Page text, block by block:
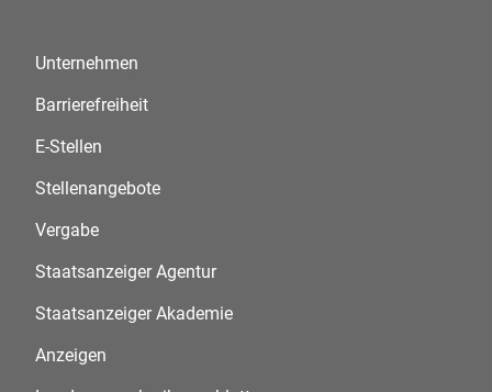
Unternehmen
Barrierefreiheit
E-Stellen
Stellenangebote
Vergabe
Staatsanzeiger Agentur
Staatsanzeiger Akademie
Anzeigen